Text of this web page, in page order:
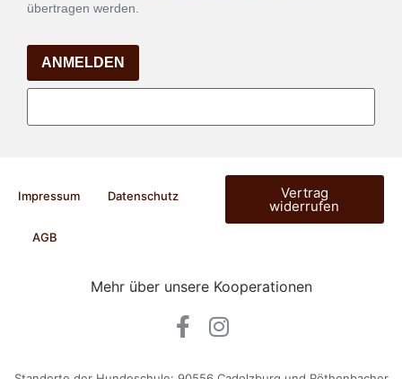
übertragen werden.
ANMELDEN
Impressum Datenschutz
AGB
Vertrag
widerrufen
Mehr über unsere Kooperationen